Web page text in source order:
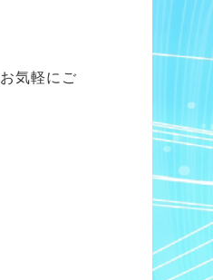
気軽にご